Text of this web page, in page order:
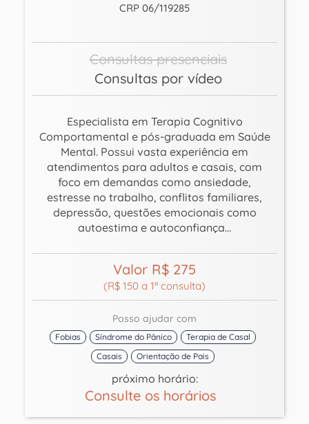
CRP 06/119285
Consultas presenciais
Consultas por vídeo
Especialista em Terapia Cognitivo
Comportamental e pós-graduada em Saúde
Mental. Possui vasta experiência em
atendimentos para adultos e casais, com
foco em demandas como ansiedade,
estresse no trabalho, conflitos familiares,
depressão, questões emocionais como
autoestima e autoconfiança…
Valor R$ 275
(R$ 150 a 1ª consulta)
Posso ajudar com
Fobias Síndrome do Pânico
Terapia de Casal
Casais
Orientação de Pais
próximo horário:
Consulte os horários